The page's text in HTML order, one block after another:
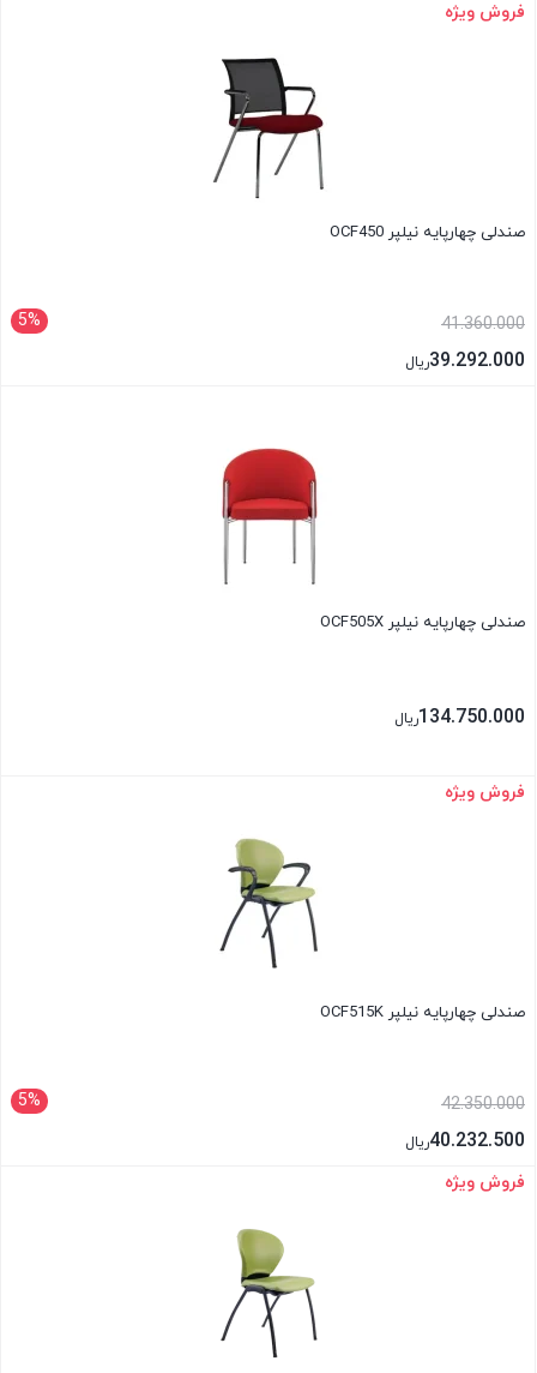
بستن
فروش ویژه
صندلی چهارپایه نیلپر OCF450
5% 41.360.000
39.292.000ریال
صندلی چهارپایه نیلپر OCF505X
134.750.000ریال
بستن
فروش ویژه
صندلی چهارپایه نیلپر OCF515K
5% 42.350.000
40.232.500ریال
بستن
فروش ویژه